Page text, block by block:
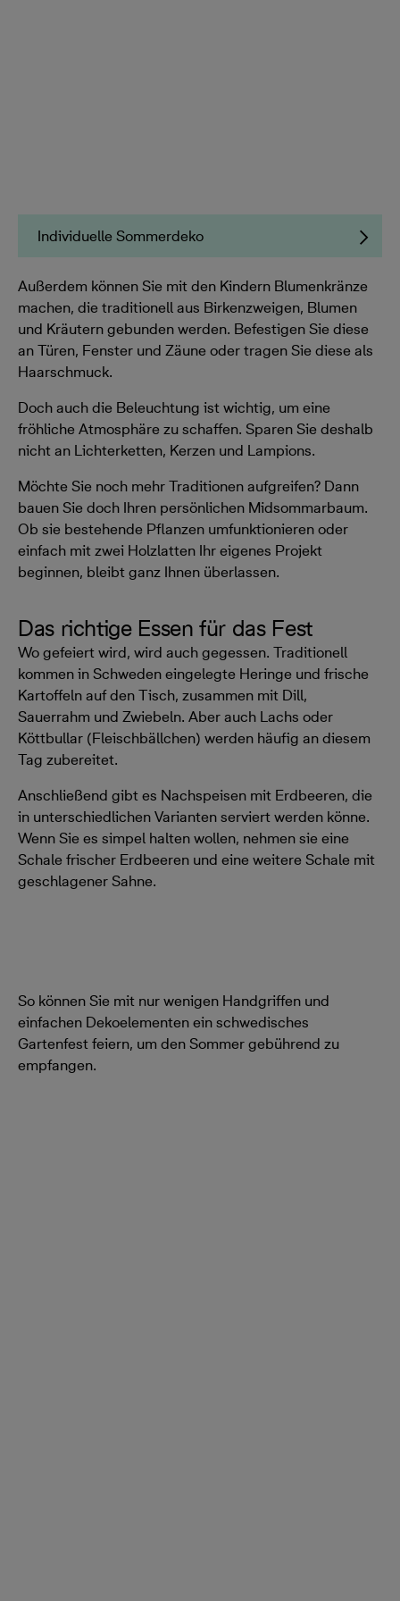
Individuelle Sommerdeko
Außerdem können Sie mit den Kindern Blumenkränze
machen, die traditionell aus Birkenzweigen, Blumen
und Kräutern gebunden werden. Befestigen Sie diese
an Türen, Fenster und Zäune oder tragen Sie diese als
Haarschmuck.
Doch auch die Beleuchtung ist wichtig, um eine
fröhliche Atmosphäre zu schaffen. Sparen Sie deshalb
nicht an Lichterketten, Kerzen und Lampions.
Möchte Sie noch mehr Traditionen aufgreifen? Dann
bauen Sie doch Ihren persönlichen Midsommarbaum.
Ob sie bestehende Pflanzen umfunktionieren oder
einfach mit zwei Holzlatten Ihr eigenes Projekt
beginnen, bleibt ganz Ihnen überlassen.
Das richtige Essen für das Fest
Wo gefeiert wird, wird auch gegessen. Traditionell
kommen in Schweden eingelegte Heringe und frische
Kartoffeln auf den Tisch, zusammen mit Dill,
Sauerrahm und Zwiebeln. Aber auch Lachs oder
Köttbullar (Fleischbällchen) werden häufig an diesem
Tag zubereitet.
Anschließend gibt es Nachspeisen mit Erdbeeren, die
in unterschiedlichen Varianten serviert werden könne.
Wenn Sie es simpel halten wollen, nehmen sie eine
Schale frischer Erdbeeren und eine weitere Schale mit
geschlagener Sahne.
So können Sie mit nur wenigen Handgriffen und
einfachen Dekoelementen ein schwedisches
Gartenfest feiern, um den Sommer gebührend zu
empfangen.